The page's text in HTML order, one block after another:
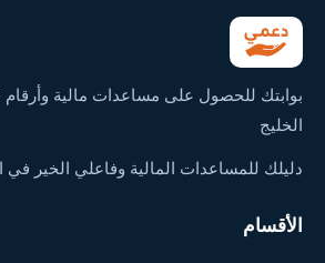
بوابتك للحصول على مساعدات مالية
الخليج
دليلك للمساعدات المالية وفاعلي الخير في
الأقسام